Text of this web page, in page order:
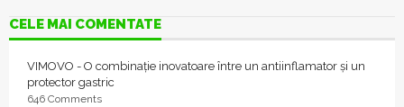
CELE MAI COMENTATE
VIMOVO - O combinație inovatoare între un antiinflamator și un
protector gastric
646 Comments